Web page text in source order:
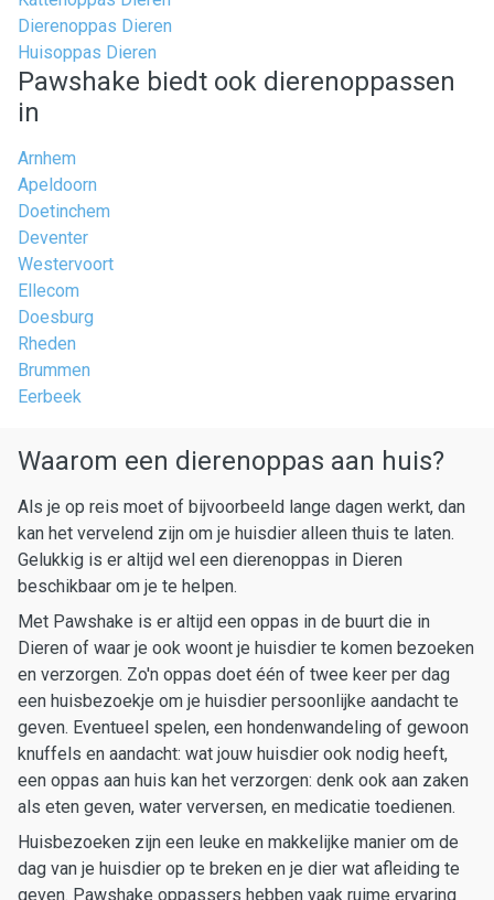
Dierenoppas Dieren
Huisoppas Dieren
Pawshake biedt ook dierenoppassen
in
Arnhem
Apeldoorn
Doetinchem
Deventer
Westervoort
Ellecom
Doesburg
Rheden
Brummen
Eerbeek
Waarom een dierenoppas aan huis?
Als je op reis moet of bijvoorbeeld lange dagen werkt, dan
kan het vervelend zijn om je huisdier alleen thuis te laten.
Gelukkig is er altijd wel een dierenoppas in Dieren
beschikbaar om je te helpen.
Met Pawshake is er altijd een oppas in de buurt die in
Dieren of waar je ook woont je huisdier te komen bezoeken
en verzorgen. Zo'n oppas doet één of twee keer per dag
een huisbezoekje om je huisdier persoonlijke aandacht te
geven. Eventueel spelen, een hondenwandeling of gewoon
knuffels en aandacht: wat jouw huisdier ook nodig heeft,
een oppas aan huis kan het verzorgen: denk ook aan zaken
als eten geven, water verversen, en medicatie toedienen.
Huisbezoeken zijn een leuke en makkelijke manier om de
dag van je huisdier op te breken en je dier wat afleiding te
geven. Pawshake oppassers hebben vaak ruime ervaring